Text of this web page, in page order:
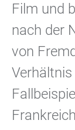
Film und
nach der
von